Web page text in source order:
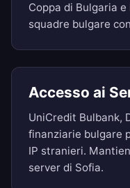
Coppa di Bulgaria
squadre bulgare
Accesso ai
UniCredit Bulbank,
finanziarie bulgare
IP stranieri.
server di Sofia.